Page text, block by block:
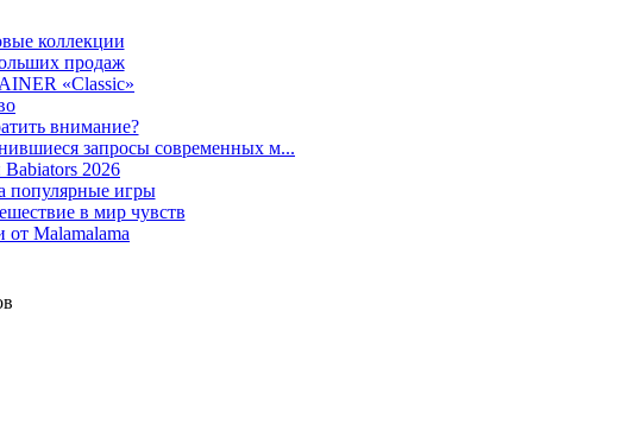
коллекции
продаж
«Classic»
внимание?
запросы современных м...
2026
популярные игры
в мир чувств
Malamalama